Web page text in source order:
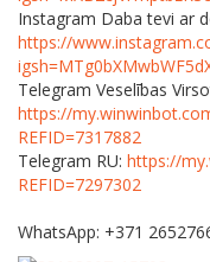
Instagram Daba tevi ar
https://
Telegram Veselības
https://
REFID=7317882
Telegram RU: https://
REFID=7297302
WhatsApp: +371